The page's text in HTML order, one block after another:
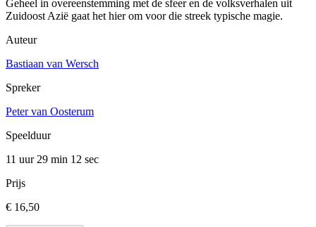
Geheel in overeenstemming met de sfeer en de volksverhalen uit
Zuidoost Azië gaat het hier om voor die streek typische magie.
Auteur
Bastiaan van Wersch
Spreker
Peter van Oosterum
Speelduur
11 uur 29 min 12 sec
Prijs
€ 16,50